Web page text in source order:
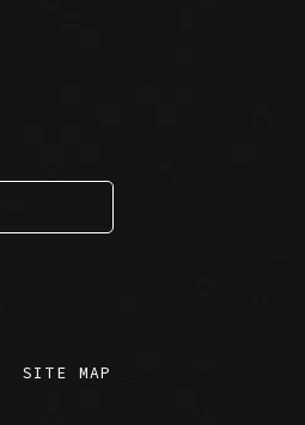
SITE MAP